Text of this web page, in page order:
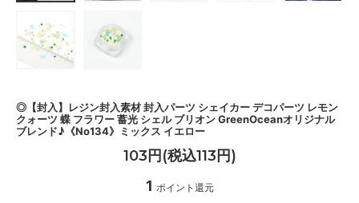
◎【封入】レジン封入素材 封入パーツ シェイカー デコパーツ レモン
クォーツ 蝶 フラワー 蓄光 シェル ブリオン GreenOceanオリジナル
ブレンド♪《No134》ミックス イエロー
103円(税込113円)
1 ポイント還元